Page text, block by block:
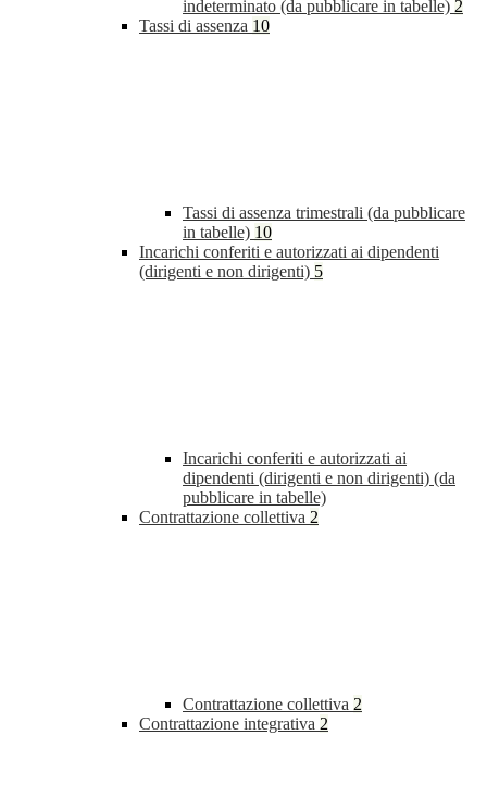
indeterminato (da pubblicare in tabelle) 2
Tassi di assenza 10
Tassi di assenza trimestrali (da pubblicare
in tabelle) 10
Incarichi conferiti e autorizzati ai dipendenti
(dirigenti e non dirigenti) 5
Incarichi conferiti e autorizzati ai
dipendenti (dirigenti e non dirigenti) (da
pubblicare in tabelle)
Contrattazione collettiva 2
Contrattazione collettiva 2
Contrattazione integrativa 2